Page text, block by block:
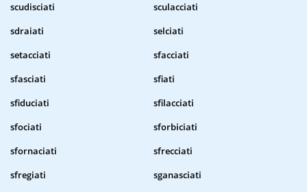
scudisciati
sculacciati
sdraiati
selciati
setacciati
sfacciati
sfasciati
sfiati
sfiduciati
sfilacciati
sfociati
sforbiciati
sfornaciati
sfrecciati
sfregiati
sganasciati